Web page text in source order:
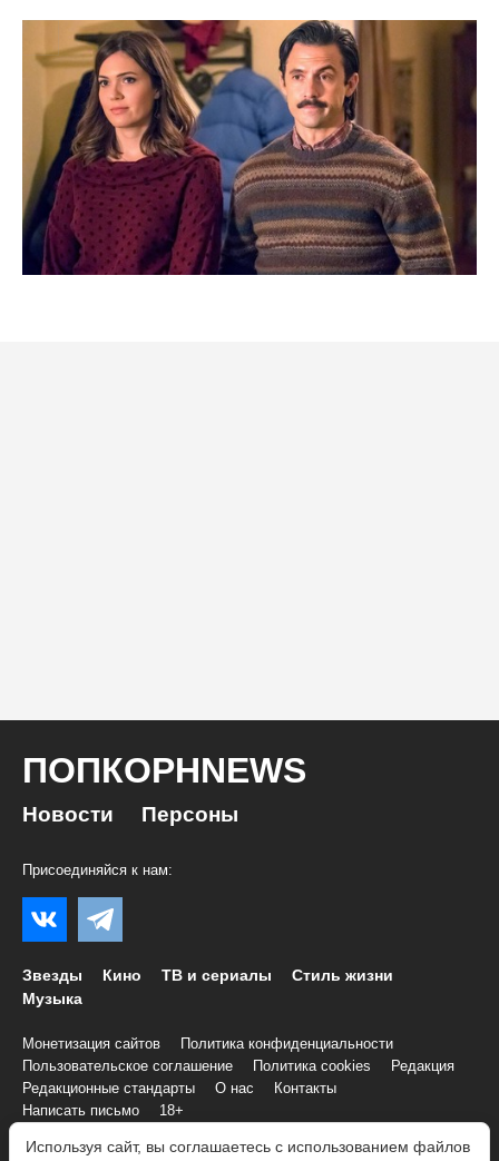
ПОПКОРНNEWS
Новости Персоны
Присоединяйся к нам:
Звезды Кино ТВ и сериалы
Стиль жизни
Музыка
Монетизация сайтов
Политика конфиденциальности
Пользовательское соглашение
Политика cookies
Редакция
Редакционные стандарты
О нас
Контакты
Написать письмо
18+
Используя сайт, вы соглашаетесь с использованием файлов